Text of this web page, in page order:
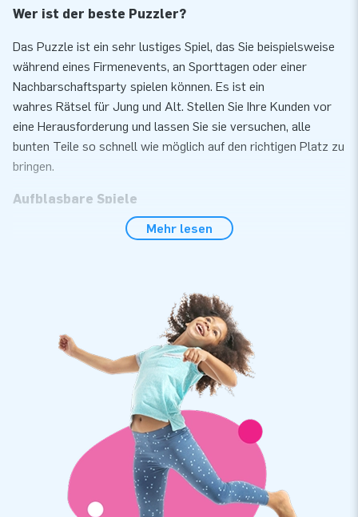
Wer ist der beste Puzzler?
Das Puzzle ist ein sehr lustiges Spiel, das Sie beispielsweise
während eines Firmenevents, an Sporttagen oder einer
Nachbarschaftsparty spielen können. Es ist ein
wahres Rätsel für Jung und Alt. Stellen Sie Ihre Kunden vor
eine Herausforderung und lassen Sie sie versuchen, alle
bunten Teile so schnell wie möglich auf den richtigen Platz zu
bringen.
Aufblasbare Spiele
Sie können das Puzzle ganz einfach innerhalb von 10 Minuten
Es wird mit Gebläse, Verankerungsmaterial, Transporttasche
und Handbuch geliefert. Alle Produkte sind an mehreren
Stellen verstärkt, mehrfach genäht und bestehen aus
hochwertigem PVC. Wir bieten professionellen Service und
Lieferung. Auf diese Attraktion erhalten Sie 5 Jahre Garantie.
Auf diese Weise können Sie jahrelang optimalen Spaß
Mehr lesen